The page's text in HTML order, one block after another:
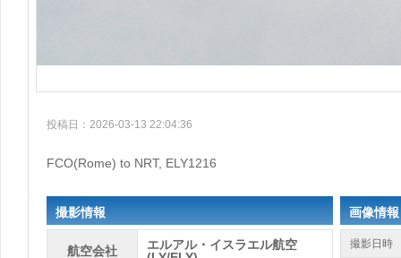
投稿日：2026-03-13 22:04:36
FCO(Rome) to NRT, ELY1216
撮影情報
航空会社
エルアル・イスラエル航空
画像情報
撮影日時